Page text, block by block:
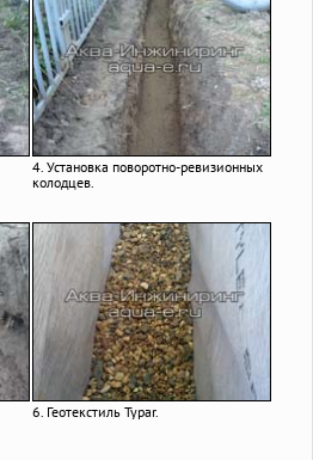
4. Установка поворотно-ревизионных
колодцев.
6. Геотекстиль Typar.